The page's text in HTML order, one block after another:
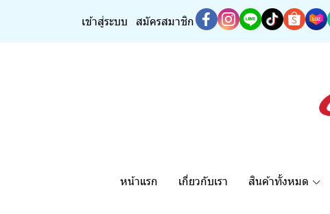
เข้าสู่ระบบ สมัครสมาชิก
หน้าแรก เกี่ยวกับเรา สินค้าทั้งหมด